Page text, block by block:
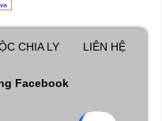
CHIA LY LIÊN HỆ
Facebook